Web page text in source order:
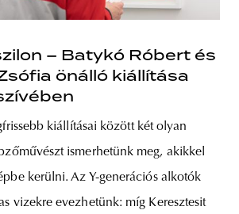
– Batykó Róbert és
önálló kiállítása
kiállításai között két olyan
ismerhetünk meg, akikkel
kerülni. Az Y-generációs alkotók
vizekre evezhetünk: míg Keresztesit